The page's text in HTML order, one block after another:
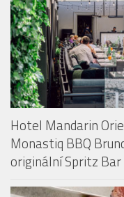
Hotel Mandarin
Monastiq BBQ
originální Spritz Bar